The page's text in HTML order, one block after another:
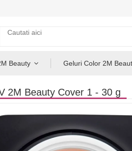
Beauty Geluri Color 2M
2M Beauty Cover 1 - 30 g